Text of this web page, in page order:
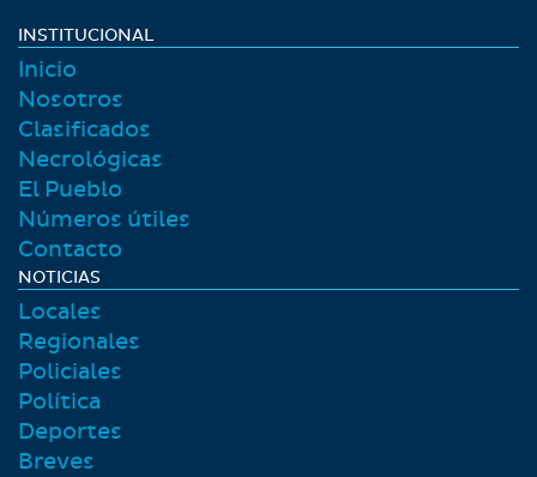
INSTITUCIONAL
Inicio
Nosotros
Clasificados
Necrológicas
El Pueblo
Números útiles
Contacto
NOTICIAS
Locales
Regionales
Policiales
Polí­tica
Deportes
Breves